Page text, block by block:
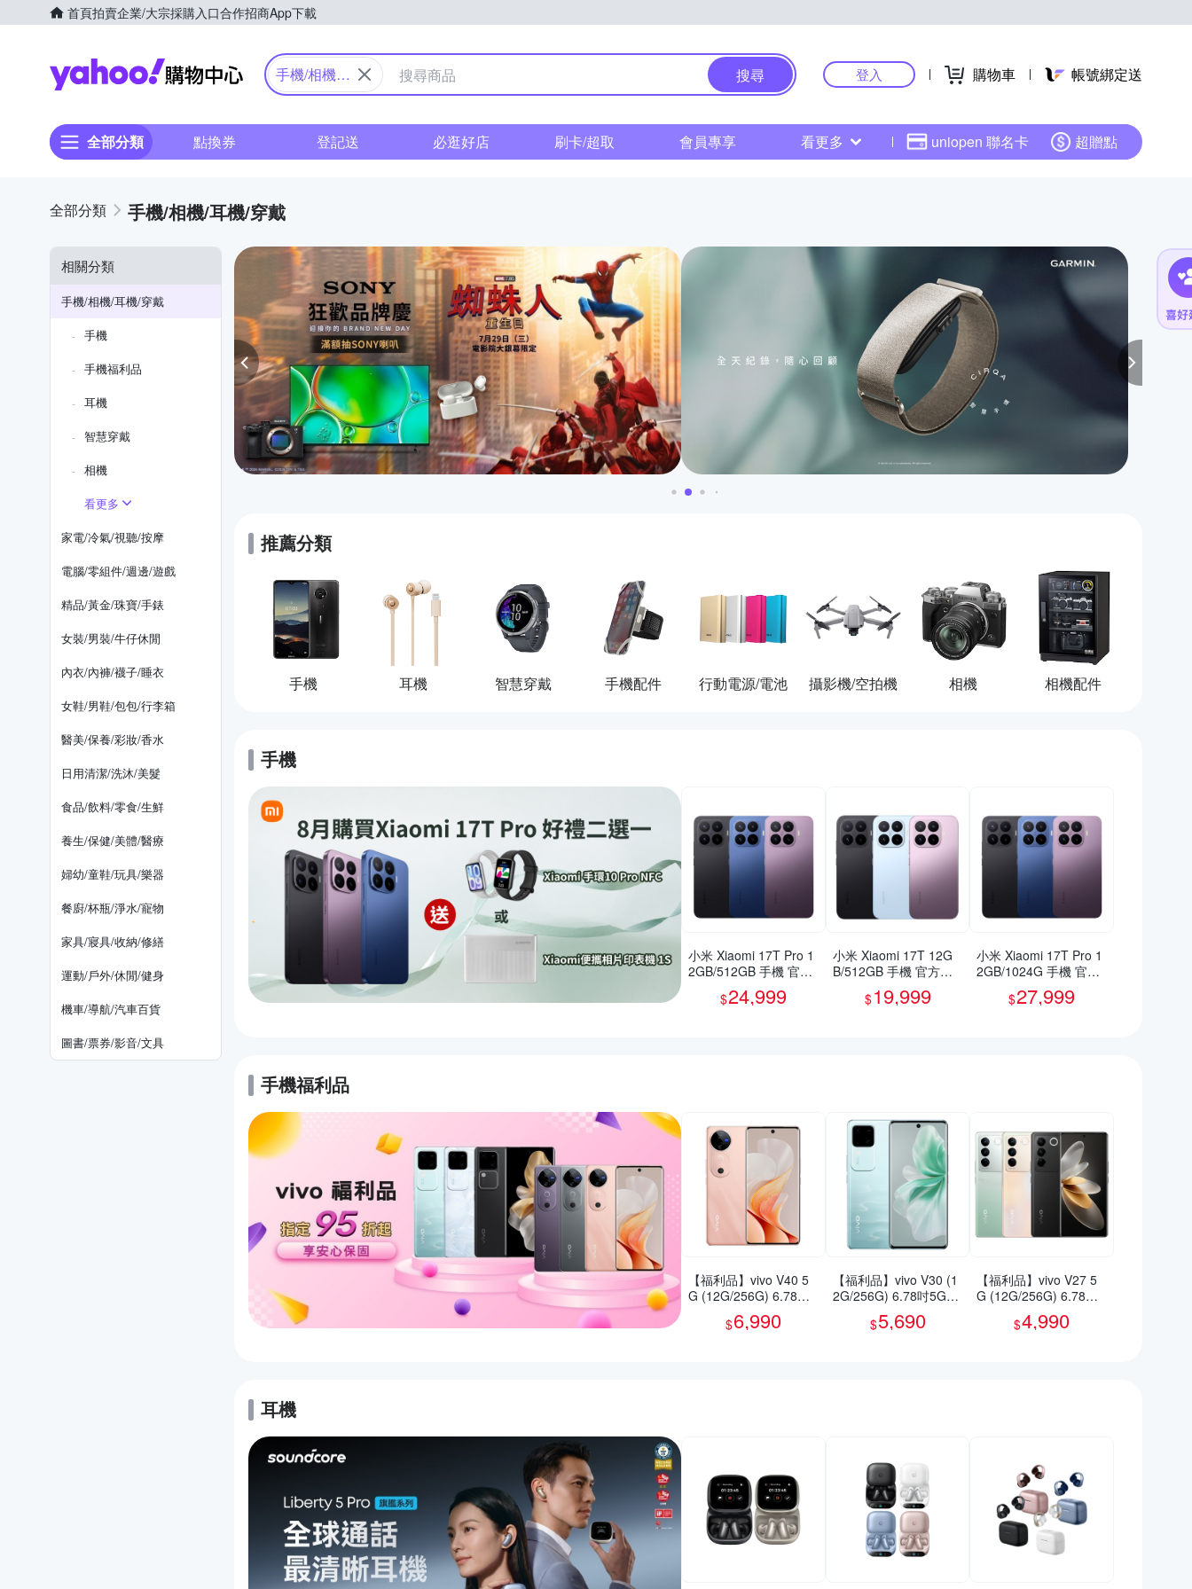
首頁拍賣企業/大宗採購入口合作招商App下載
Yahoo購物中心
手機/相機/
搜尋 登入 購物車 帳號綁定送
全部分類 點換券 登記送 必逛好店 刷卡/超取 會員專享 看更多 uniopen 聯名卡 超贈點
手機/相機/耳機/穿戴
相關分類
手機/相機/耳機/穿戴
手機
手機福利品
耳機
智慧穿戴
相機
看更多
家電/冷氣/視聽/按摩
電腦/零組件/週邊/遊戲
精品/黃金/珠寶/手錶
女裝/男裝/牛仔休閒
內衣/內褲/襪子/睡衣
女鞋/男鞋/包包/行李箱
醫美/保養/彩妝/香水
日用清潔/洗沐/美髮
食品/飲料/零食/生鮮
養生/保健/美體/醫療
婦幼/童鞋/玩具/樂器
餐廚/杯瓶/淨水/寵物
家具/寢具/收納/修繕
運動/戶外/休閒/健身
機車/導航/汽車百貨
圖書/票券/影音/文具
推薦分類
手機 耳機 智慧穿戴 手機配件 行動電源/電池 攝影機/空拍機 相機 相機配件
手機
小米 Xiaomi 17T Pro 1
2GB/512GB 手機 官方
$24,999
小米 Xiaomi 17T 12G
B/512GB 手機 官方旗
$19,999
小米 Xiaomi 17T Pro 1
2GB/1024G 手機 官方
$27,999
手機福利品
【福利品】vivo V40 5
G (12G/256G) 6.78吋
智慧型手機(9成新)
$6,990
【福利品】vivo V30 (1
2G/256G) 6.78吋5G智
慧型手機(9成新)
$5,690
【福利品】vivo V27 5
G (12G/256G) 6.78吋
智慧型手機(9成新)
$4,990
耳機